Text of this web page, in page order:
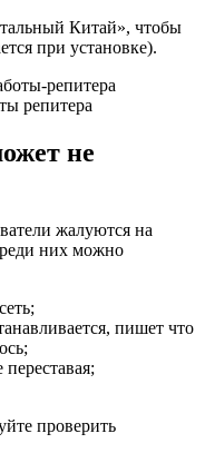
Китай», чтобы
при установке).
репитера
не
жалуются на
них можно
пишет что
проверить